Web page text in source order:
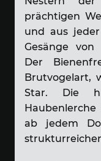
prächtigen
und aus
Gesänge
Der
Brutvogelart,
Star. Die
ab jedem